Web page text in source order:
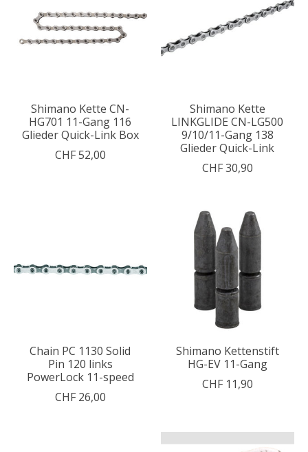
Shimano Kette CN-
HG701 11-Gang 116
Glieder Quick-Link Box
CHF 52,00
Shimano Kette
LINKGLIDE CN-LG500
9/10/11-Gang 138
Glieder Quick-Link
CHF 30,90
Chain PC 1130 Solid
Pin 120 links
PowerLock 11-speed
CHF 26,00
Shimano Kettenstift
HG-EV 11-Gang
CHF 11,90